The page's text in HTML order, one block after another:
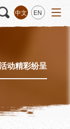
中文 EN
藏品 藏品概述
数字资源
捐赠名录
动精彩纷呈